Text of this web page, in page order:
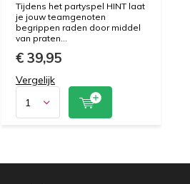
Tijdens het partyspel HINT laat
je jouw teamgenoten
begrippen raden door middel
van praten...
€ 39,95
Vergelijk